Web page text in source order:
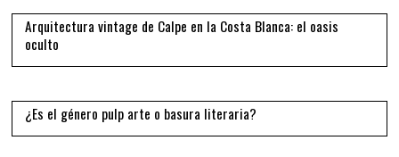
Arquitectura vintage de Calpe en la Costa Blanca: el oasis
oculto
13
¿Es el género pulp arte o basura literaria?
14